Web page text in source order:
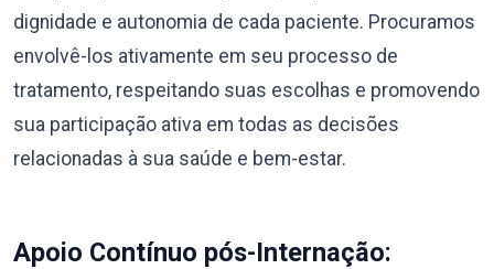
dignidade e autonomia de cada paciente. Procuramos
envolvê-los ativamente em seu processo de
tratamento, respeitando suas escolhas e promovendo
sua participação ativa em todas as decisões
relacionadas à sua saúde e bem-estar.
Apoio Contínuo pós-Internação: